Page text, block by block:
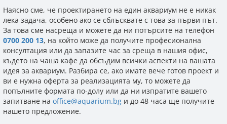
Наясно сме, че проектирането на един аквариум не е никак
лека задача, особено ако се сблъсквате с това за първи път.
За това сме насреща и можете да ни потърсите на телефон
0700 200 13, на който може да получите професионална
консултация или да запазите час за среща в нашия офис,
където на чаша кафе да обсъдим всички аспекти на вашата
идея за аквариум. Разбира се, ако имате вече готов проект и
ви е нужна оферта за реализацията му, то можете да
попълните формата по-долу или да ни изпратите вашето
запитване на office@aquarium.bg и до 48 часа ще получите
нашето предложение.